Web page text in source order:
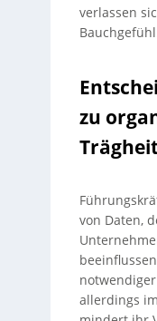
verlassen
zu
von Daten,
allerdings